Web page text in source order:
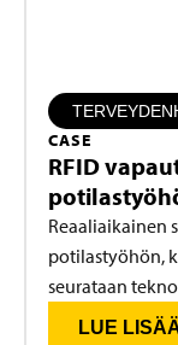
CASE
RFID
Reaaliaikainen
potilastyöhön,
seurataan
LUE